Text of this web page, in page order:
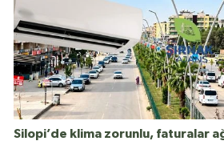
Silopi’de klima zorunlu, faturalar